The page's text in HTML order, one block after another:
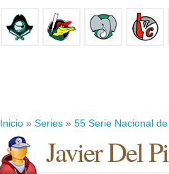
Inicio » Series » 55 Serie Nacional
Javier Del